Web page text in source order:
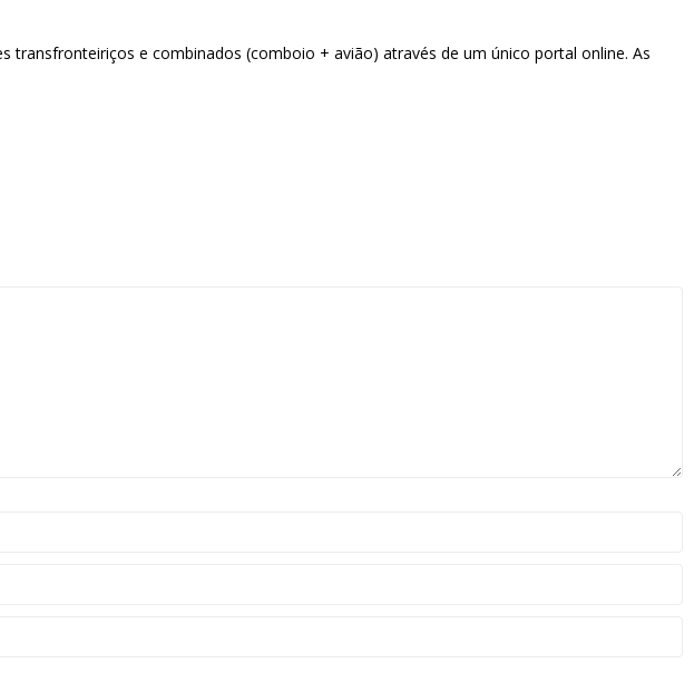
e combinados (comboio + avião) através de um único portal online. As